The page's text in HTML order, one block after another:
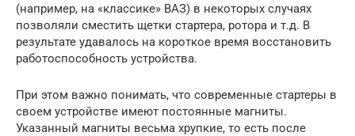
(например, на «классике» ВАЗ) в некоторых случаях
позволяли сместить щетки стартера, ротора и т.д. В
результате удавалось на короткое время восстановить
работоспособность устройства.
При этом важно понимать, что современные стартеры в
своем устройстве имеют постоянные магниты.
Указанный магниты весьма хрупкие, то есть после